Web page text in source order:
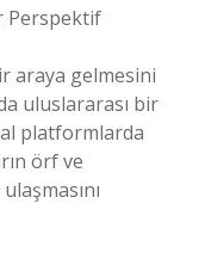
Perspektif
araya gelmesini
uluslararası bir
platformlarda
örf ve